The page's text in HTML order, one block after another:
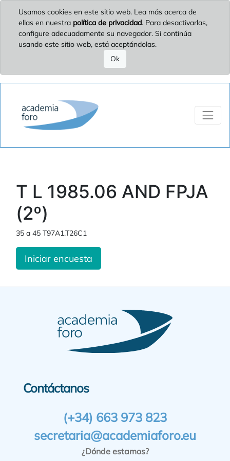
Usamos cookies en este sitio web. Lea más acerca de
ellas en nuestra política de privacidad. Para desactivarlas,
configure adecuadamente su navegador. Si continúa
usando este sitio web, está aceptándolas.
Ok
T L 1985.06 AND FPJA
(2º)
35 a 45 T97A1.T26C1
Iniciar encuesta
Contáctanos
(+34) 663 973 823
secretaria@academiaforo.eu
¿Dónde estamos?